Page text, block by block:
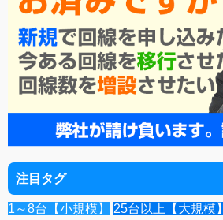
注目タグ
1～8台【小規模】 25台以上【大規模】